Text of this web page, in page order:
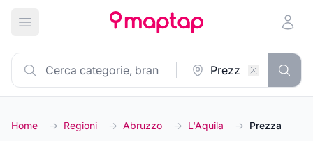
Apri menu principale
Home → Regioni → Abruzzo → L'Aquila → Prezza